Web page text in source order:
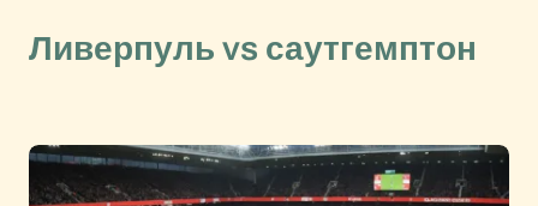
Ливерпуль vs саутгемптон